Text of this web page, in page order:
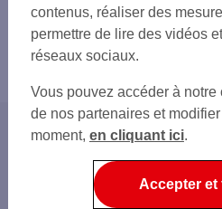
Accueil
Protéger et fidéliser
contenus, réaliser des
permettre de lire des vidéos
réseaux sociaux.
Vous pouvez accéder à
de nos partenaires et
moment, en cliquant ici.
Accepter et